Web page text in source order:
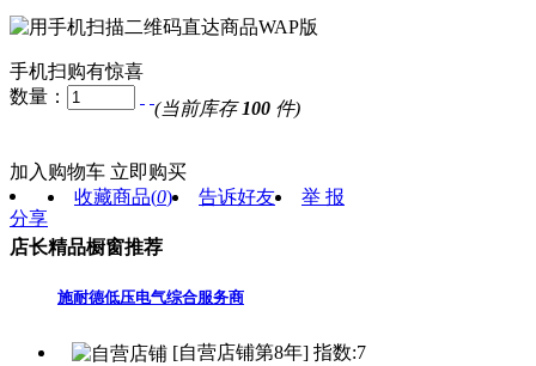
手机扫购有惊喜
数量：
(当前库存 100 件)
加入购物车 立即购买
分享
收藏商品(0) 告诉好友 举 报
店长精品橱窗推荐
施耐德低压电气综合服务商
[自营店铺第8年] 指数:7